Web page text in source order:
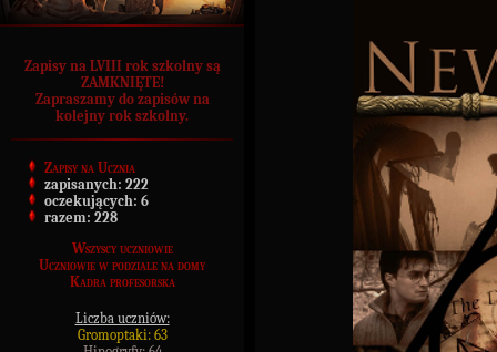
Zapisy na LVIII rok szkolny są
ZAMKNIĘTE!
Zapraszamy do zapisów na
kolejny rok szkolny.
Zapisy na Ucznia
zapisanych: 222
oczekujących: 6
razem: 228
Wszyscy uczniowie
Uczniowie w podziale na domy
Kadra profesorska
Liczba uczniów:
Gromoptaki: 63